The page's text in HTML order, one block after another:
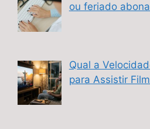
ou feriado
Qual a
para Assistir